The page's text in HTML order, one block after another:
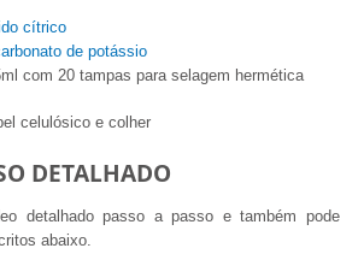
cítrico
de potássio
com 20 tampas para selagem hermética
celulósico e colher
DETALHADO
detalhado passo a passo e também pode
abaixo.